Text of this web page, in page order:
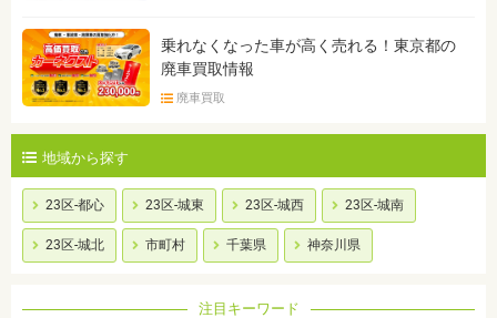
乗れなくなった車が高く売れる！東京都の
廃車買取情報
廃車買取
地域から探す
23区-都心 23区-城東 23区-城西 23区-城南
23区-城北 市町村 千葉県 神奈川県
注目キーワード